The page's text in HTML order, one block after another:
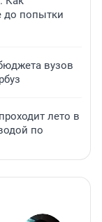
до попытки
вузов
лето в
по